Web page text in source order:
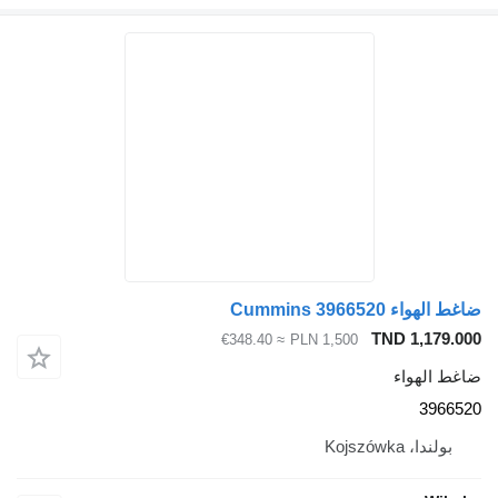
ضاغط الهواء Cummins 3966520
TND 1,179.000
PLN 1,500
≈ €348.40
ضاغط الهواء
3966520
بولندا، Kojszówka